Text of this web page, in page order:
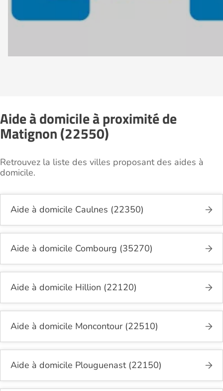
Aide à domicile à proximité de
Matignon (22550)
Retrouvez la liste des villes proposant des aides à
domicile.
Aide à domicile Caulnes (22350)
Aide à domicile Combourg (35270)
Aide à domicile Hillion (22120)
Aide à domicile Moncontour (22510)
Aide à domicile Plouguenast (22150)